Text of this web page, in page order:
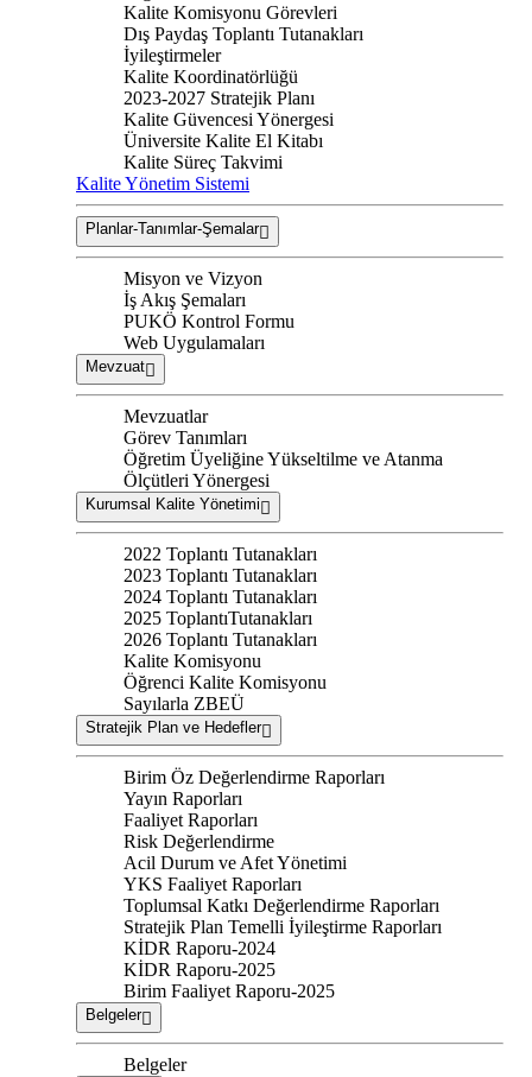
Kalite Komisyonu Görevleri
Dış Paydaş Toplantı Tutanakları
İyileştirmeler
Kalite Koordinatörlüğü
2023-2027 Stratejik Planı
Kalite Güvencesi Yönergesi
Üniversite Kalite El Kitabı
Kalite Süreç Takvimi
Kalite Yönetim Sistemi
Planlar-Tanımlar-Şemalar
Misyon ve Vizyon
İş Akış Şemaları
PUKÖ Kontrol Formu
Web Uygulamaları
Mevzuat
Mevzuatlar
Görev Tanımları
Öğretim Üyeliğine Yükseltilme ve Atanma
Ölçütleri Yönergesi
Kurumsal Kalite Yönetimi
2022 Toplantı Tutanakları
2023 Toplantı Tutanakları
2024 Toplantı Tutanakları
2025 ToplantıTutanakları
2026 Toplantı Tutanakları
Kalite Komisyonu
Öğrenci Kalite Komisyonu
Sayılarla ZBEÜ
Stratejik Plan ve Hedefler
Birim Öz Değerlendirme Raporları
Yayın Raporları
Faaliyet Raporları
Risk Değerlendirme
Acil Durum ve Afet Yönetimi
YKS Faaliyet Raporları
Toplumsal Katkı Değerlendirme Raporları
Stratejik Plan Temelli İyileştirme Raporları
KİDR Raporu-2024
KİDR Raporu-2025
Birim Faaliyet Raporu-2025
Belgeler
Belgeler